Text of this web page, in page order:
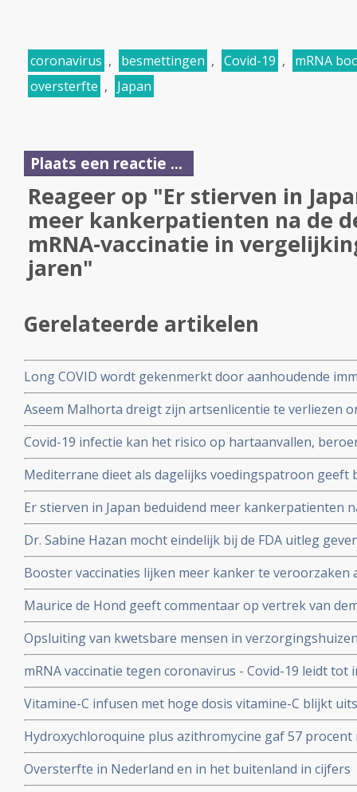
coronavirus , besmettingen , Covid-19 ,
mRNA
oversterfte , Japan
Plaats een reactie ...
Reageer op "Er stierven in
meer kankerpatienten na de
mRNA-vaccinatie in
jaren"
Gerelateerde artikelen
Long COVID wordt gekenmerkt door aanhoudende
cytotoxische CD8+ T-cellen op het SARS-CoV-2 virus
immuunreacties op de herpesvirussen Epstein-Barr-
patienten met aanhoudende Long Covid
Aseem Malhorta dreigt zijn artsenlicentie te verliezen
Covid mRNA vaccins ter discussie stelde in een
jarige leeftijd plotseling overleedt aan een hartaanval
Covid-19 infectie kan het risico op hartaanvallen,
gedurende drie jaar na een infectie verhogen
Mediterrane dieet als dagelijks voedingspatroon geeft
coronavirus - Covid-19 blijkt uit meta analyse van 6
Er stierven in Japan beduidend meer kankerpatienten
vaccinatie in vergelijking met andere jaren
Dr. Sabine Hazan mocht eindelijk bij de FDA uitleg
complementaire middelen en de samenstelling van de
Booster vaccinaties lijken meer kanker te veroorzaken
en waarschuwt voor gebruik van mRNA vaccins als
Maurice de Hond geeft commentaar op vertrek van
Kuipers en verhoor van Fauci in Amerika en weerlegt
genadeloze analyse
Opsluiting van kwetsbare mensen in
de slechtst mogelijke resultaten
mRNA vaccinatie tegen coronavirus - Covid-19 leidt
natuurlijke infectie met Sars-Cov-2 leidt tot langdurige
Vitamine-C infusen met hoge dosis vitamine-C blijkt
besmet met het corona virus (COVID-19) en al met
Studie.
Hydroxychloroquine plus azithromycine gaf 57
coronavirus besmetting bij patienten opgenomen in
Belgische studie
Oversterfte in Nederland en in het buitenland in cijfers